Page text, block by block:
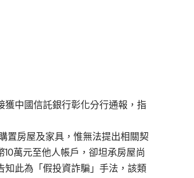
獲中國信託銀行彰化分行通報，指
置房屋及家具，惟無法提出相關契
萬元至他人帳戶，卻坦承房屋尚
知此為「假投資詐騙」手法，該類